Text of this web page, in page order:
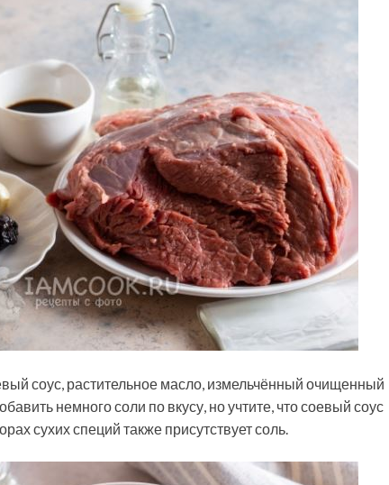
соус, растительное масло, измельчённый очищенный
немного соли по вкусу, но учтите, что соевый соус
сухих специй также присутствует соль.